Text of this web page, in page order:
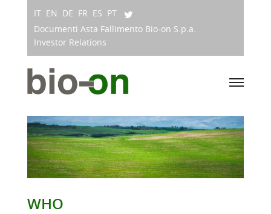
IT EN DE FR ES PT
Documenti Asta Fallimento Bio-on S.p.a.
Investor Relations
WHO